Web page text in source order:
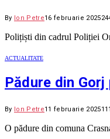
By Ion Petre16 februarie 2025
Polițiști din cadrul Poliției
ACTUALITATE
Pădure din
By Ion Petre11 februarie 2025111
O pădure din comuna